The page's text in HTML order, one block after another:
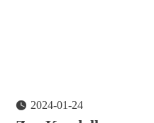
 2024-01-24